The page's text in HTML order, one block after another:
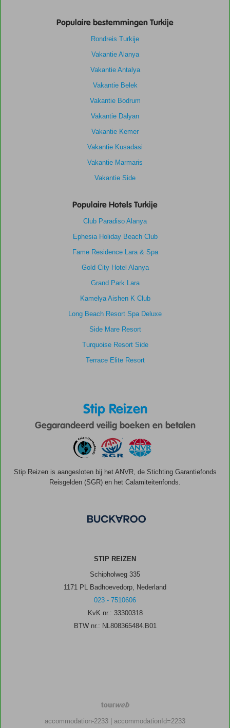
Populaire bestemmingen Turkije
Rondreis Turkije
Vakantie Alanya
Vakantie Antalya
Vakantie Belek
Vakantie Bodrum
Vakantie Dalyan
Vakantie Kemer
Vakantie Kusadasi
Vakantie Marmaris
Vakantie Side
Populaire Hotels Turkije
Club Paradiso Alanya
Ephesia Holiday Beach Club
Fame Residence Lara & Spa
Gold City Hotel Alanya
Grand Park Lara
Kamelya Aishen K Club
Long Beach Resort Spa Deluxe
Side Mare Resort
Turquoise Resort Side
Terrace Elite Resort
Stip Reizen
Gegarandeerd veilig boeken en betalen
Stip Reizen is aangesloten bij het ANVR, de Stichting Garantiefonds
Reisgelden (SGR) en het Calamiteitenfonds.
STIP REIZEN
Schipholweg 335
1171 PL Badhoevedorp, Nederland
023 - 7510606
KvK nr.: 33300318
BTW nr.: NL808365484.B01
TourWeb
accommodation-2233 | accommodationId=2233